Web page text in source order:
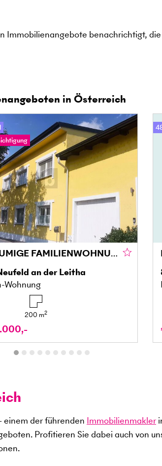
Immobilienangebote benachrichtigt,
in Österreich
GERÄUMIGE FAMILIENWOHNUNG MIT GROSSZÜGIGER TERRASSENLANDSCHAFT - EXTRA STUDIO
an der Leitha
Wohnung
200 m2
einem der führenden Immobilienmakler
Profitieren Sie dabei auch von